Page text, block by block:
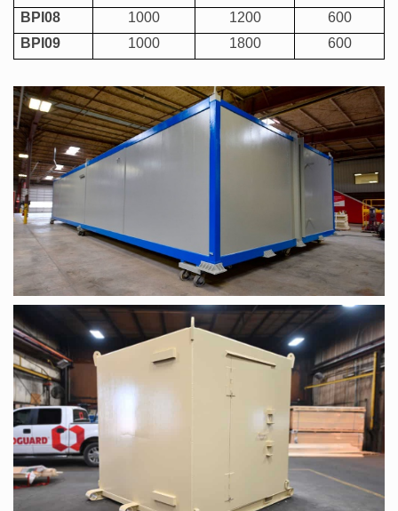
BPI08
1000 1200
600
BPI09
1000 1800 600